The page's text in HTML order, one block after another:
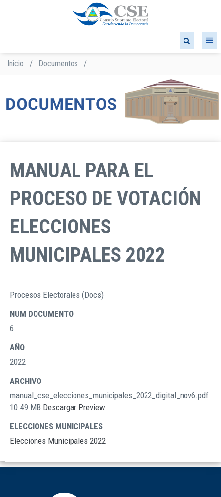
Sobrescribir
ayuda
a
Inicio / Documentos /
MANUAL PARA EL
PROCESO DE VOTACIÓN
ELECCIONES
MUNICIPALES 2022
DOCUMENTOS
Procesos Electorales (Docs)
NUM DOCUMENTO
6.
AÑO
2022
ARCHIVO
manual_cse_elecciones_municipales_2022_digital_nov6.pdf
10.49 MB Descargar Preview
ELECCIONES MUNICIPALES
Elecciones Municipales 2022